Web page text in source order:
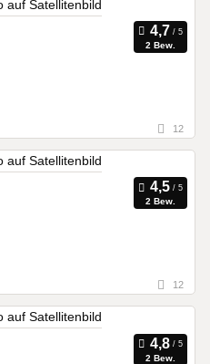
2 Bew.
12
2 Bew.
12
2 Bew.